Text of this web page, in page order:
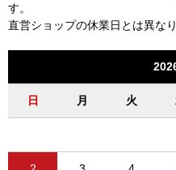
す。
直営ショップの休業日とは異なり
日 月 火